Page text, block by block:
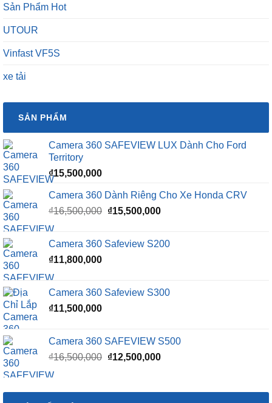
Sản Phẩm Hot
UTOUR
Vinfast VF5S
xe tải
SẢN PHẨM
Camera 360 SAFEVIEW LUX Dành Cho Ford
Territory
₫15,500,000
Camera 360 Dành Riêng Cho Xe Honda CRV
₫16,500,000 Giá
₫16,500,000.
₫15,500,000Giá
là:
Camera 360 Safeview S200
₫11,800,000
Camera 360 Safeview S300
₫11,500,000
Camera 360 SAFEVIEW S500
₫16,500,000 Giá
₫16,500,000.
₫12,500,000Giá
là: